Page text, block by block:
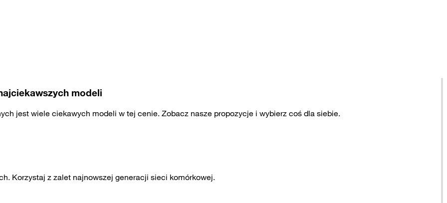
modeli
jest wiele ciekawych modeli w tej cenie. Zobacz nasze propozycje i wybierz coś dla siebie.
Korzystaj z zalet najnowszej generacji sieci komórkowej.